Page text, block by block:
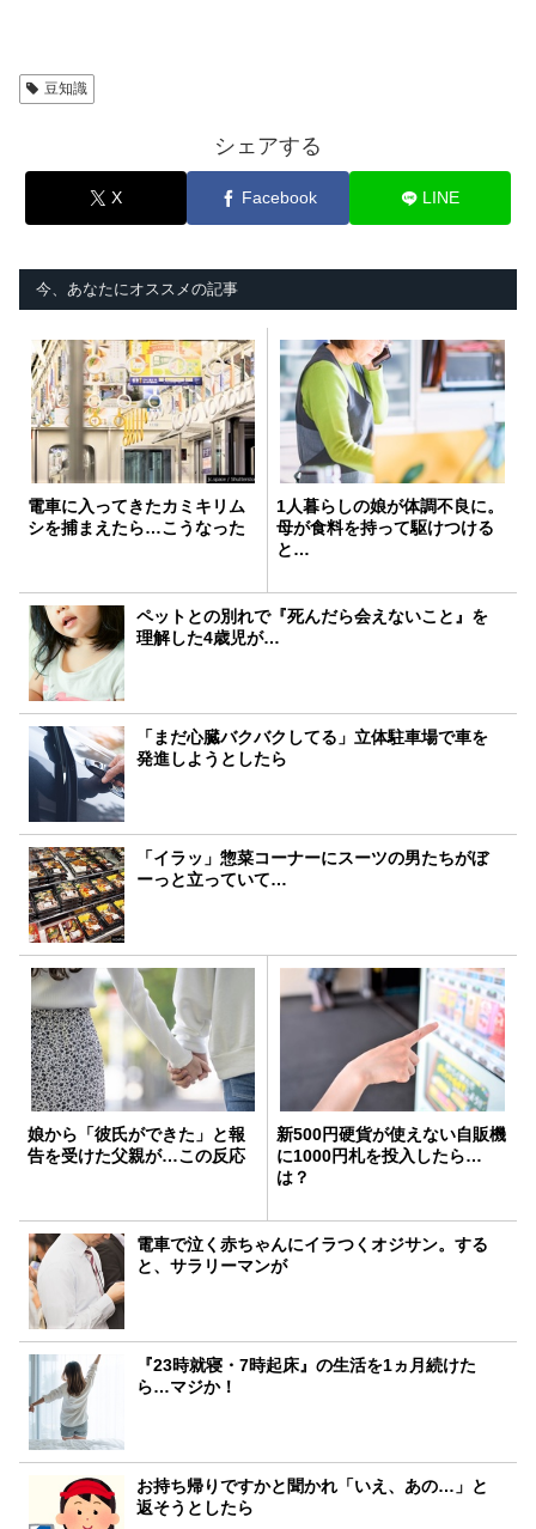
豆知識
シェアする
X Facebook LINE
今、あなたにオススメの記事
電車に入ってきたカミキリム
シを捕まえたら…こうなった
1人暮らしの娘が体調不良に。
母が食料を持って駆けつける
と…
ペットとの別れで『死んだら会えないこと』を
理解した4歳児が…
「まだ心臓バクバクしてる」立体駐車場で車を
発進しようとしたら
「イラッ」惣菜コーナーにスーツの男たちがぼ
ーっと立っていて…
娘から「彼氏ができた」と報
告を受けた父親が…この反応
新500円硬貨が使えない自販機
に1000円札を投入したら…
は？
電車で泣く赤ちゃんにイラつくオジサン。する
と、サラリーマンが
『23時就寝・7時起床』の生活を1ヵ月続けた
ら…マジか！
お持ち帰りですかと聞かれ「いえ、あの…」と
返そうとしたら